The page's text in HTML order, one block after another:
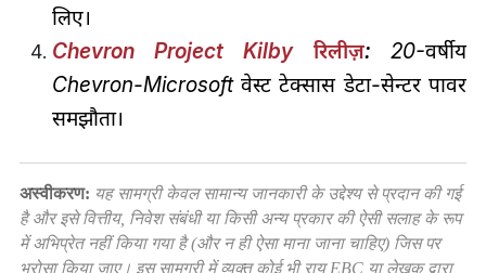
लिए।
Chevron Project Kilby रिलीज़: 20-वर्षीय
Chevron-Microsoft वेस्ट टेक्सास डेटा-सेन्टर पावर
समझौता।
अस्वीकरण: यह सामग्री केवल सामान्य जानकारी के उद्देश्य से प्रदान की गई
है और इसे वित्तीय, निवेश संबंधी या किसी अन्य प्रकार की ऐसी सलाह के रूप
में अभिप्रेत नहीं किया गया है (और न ही ऐसा माना जाना चाहिए) जिस पर
भरोसा किया जाए। इस सामग्री में व्यक्त कोई भी राय EBC या लेखक द्वारा